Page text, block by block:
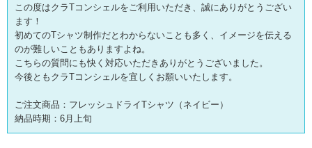
この度はクラTコンシェルをご利用いただき、誠にありがとうござい
ます！
初めてのTシャツ制作だとわからないことも多く、イメージを伝える
のが難しいこともありますよね。
こちらの質問にも快く対応いただきありがとうございました。
今後ともクラTコンシェルを宜しくお願いいたします。
ご注文商品：フレッシュドライTシャツ（ネイビー）
納品時期：6月上旬